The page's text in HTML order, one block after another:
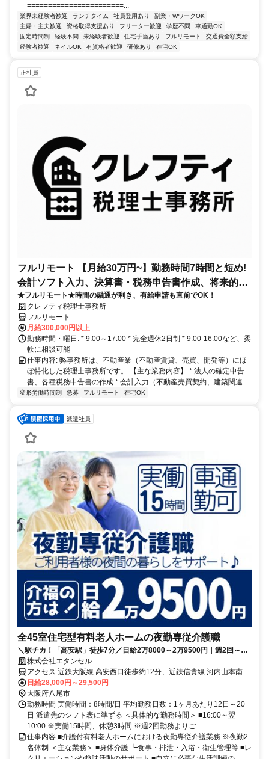
=======================...
業界未経験者歓迎 ランチタイム 社員登用あり
副業・WワークOK
主婦・主夫歓迎
資格取得支援あり フリーター歓迎 学歴不問
車通勤OK
固定時間制
経験不問 未経験者歓迎 住宅手当あり フルリモート
交通費全額支給
経験者歓迎
ネイルOK 有資格者歓迎 研修あり 在宅OK
正社員
フルリモート 【月給30万円~】勤務時間7時間と短め!
会計ソフト入力、決算書・税務申告書作成、将来的に
決算説明も
★フルリモート★時間の融通が利き、有給申請も直前でOK！
クレフティ税理士事務所
フルリモート
月給300,000円以上
勤務時間・曜日: * 9:00～17:00 * 完全週休2日制 * 9:00-16:00など、柔
軟に相談可能
仕事内容: 弊事務所は、不動産業（不動産賃貸、売買、開発等）にほ
ぼ特化した税理士事務所です。 【主な業務内容】 * 法人の確定申告
書、各種税務申告書の作成 * 会計入力（不動産売買契約、建築関連...
変形労働時間制 急募 フルリモート 在宅OK
派遣社員
全45室住宅型有料老人ホームの夜勤専従介護職
＼駅チカ！「高安駅」徒歩7分／日給2万8000～2万9500円｜週2回～相
談OK｜車通勤OK！車通勤の方も交通費支給
株式会社エタンセル
アクセス 近鉄大阪線 高安西口徒歩約12分、近鉄信貴線 河内山本南出
口徒歩約19分、近鉄大阪線 河内山本南出口徒歩約19分 【勤務地最寄
駅】近鉄大阪線「高安」駅より徒歩7分
日給28,000円～29,500円
大阪府八尾市
勤務時間 実働時間：8時間/日 平均勤務日数：1ヶ月あたり12日～20
日 派遣先のシフト表に準ずる ＜具体的な勤務時間＞ ■16:00～翌
10:00 ※実働15時間、休憩3時間 ※週2回勤務よりご...
仕事内容 ■介護付有料老人ホームにおける夜勤専従介護業務 ※夜勤2
名体制 ＜主な業務＞ ■身体介護 ┗食事・排泄・入浴・衛生管理等 ■レ